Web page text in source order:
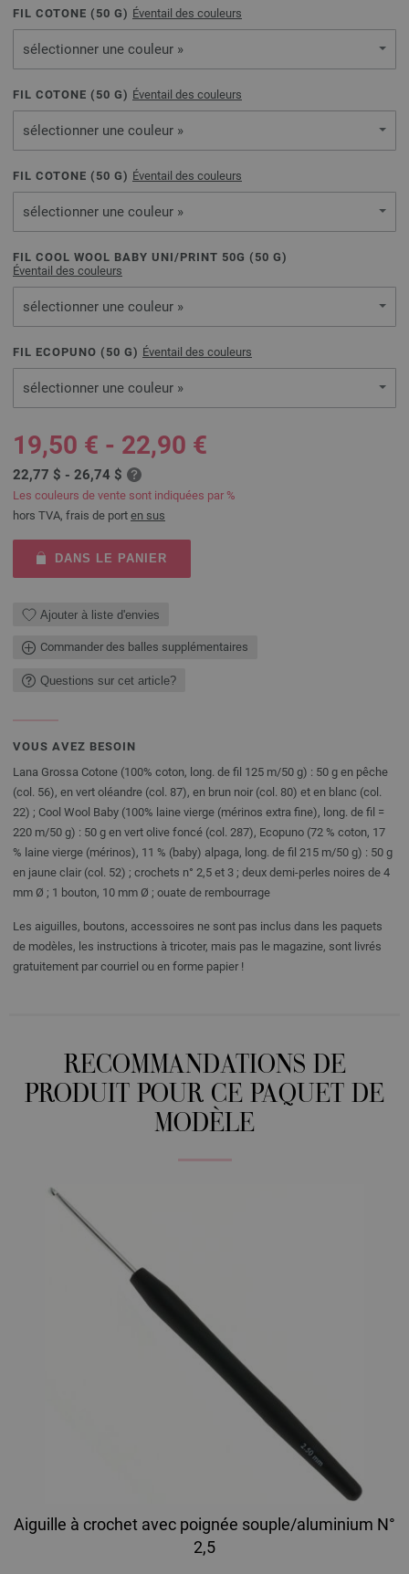
FIL COTONE ( 50 G) Éventail des couleurs
sélectionner une couleur »
FIL COTONE ( 50 G) Éventail des couleurs
sélectionner une couleur »
FIL COTONE ( 50 G) Éventail des couleurs
sélectionner une couleur »
FIL COOL WOOL BABY UNI/PRINT 50G ( 50 G)
Éventail des couleurs
sélectionner une couleur »
FIL ECOPUNO ( 50 G) Éventail des couleurs
sélectionner une couleur »
19,50 € - 22,90 €
22,77 $ - 26,74 $
Les couleurs de vente sont indiquées par %
hors TVA, frais de port en sus
DANS LE PANIER
Ajouter à liste d'envies
Commander des balles supplémentaires
Questions sur cet article?
VOUS AVEZ BESOIN
Lana Grossa Cotone (100% coton, long. de fil 125 m/50 g) : 50 g en pêche
(col. 56), en vert oléandre (col. 87), en brun noir (col. 80) et en blanc (col.
22) ; Cool Wool Baby (100% laine vierge (mérinos extra fine), long. de fil =
220 m/50 g) : 50 g en vert olive foncé (col. 287), Ecopuno (72 % coton, 17
% laine vierge (mérinos), 11 % (baby) alpaga, long. de fil 215 m/50 g) : 50 g
en jaune clair (col. 52) ; crochets n° 2,5 et 3 ; deux demi-perles noires de 4
mm Ø ; 1 bouton, 10 mm Ø ; ouate de rembourrage
Les aiguilles, boutons, accessoires ne sont pas inclus dans les paquets
de modèles, les instructions à tricoter, mais pas le magazine, sont livrés
gratuitement par courriel ou en forme papier !
RECOMMANDATIONS DE
PRODUIT POUR CE PAQUET DE
MODÈLE
Aiguille à crochet avec poignée souple/aluminium N°
2,5